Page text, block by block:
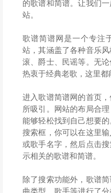
的歌谱和简谱。让我们
站。
歌谱简谱网是一个专注
站，其涵盖了各种音乐
滚、爵士、民谣等。无
热衷于经典老歌，这里都
进入歌谱简谱网的首页
所吸引。网站的布局合
能够轻松找到自己想要
搜索框，你可以在这里
或歌手名字，然后点击
示相关的歌谱和简谱。
除了搜索功能外，歌谱